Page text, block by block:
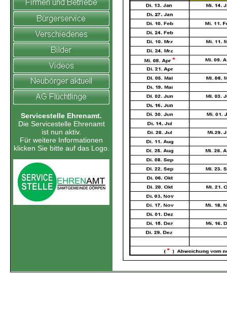
Servicestelle Ehrenamt.
Die Servicestelle Ehrenamt
ist nun aktiv.
Für weitere Informationen
klicken Sie bitte auf das Logo.